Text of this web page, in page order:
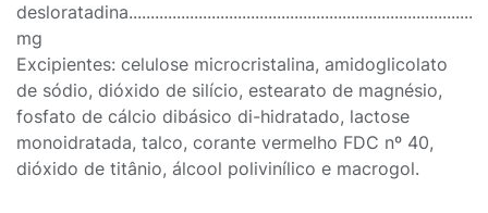
mg
Excipientes: celulose microcristalina, amidoglicolato
de sódio, dióxido de silício, estearato de magnésio,
fosfato de cálcio dibásico di-hidratado, lactose
monoidratada, talco, corante vermelho FDC nº 40,
dióxido de titânio, álcool polivinílico e macrogol.